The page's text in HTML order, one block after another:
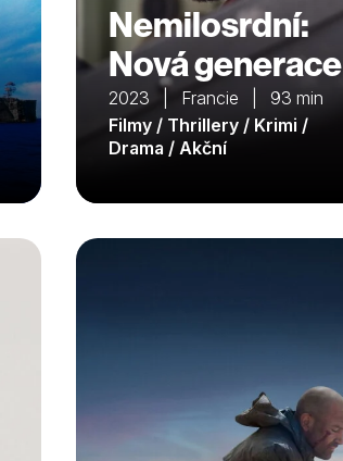
Nemilosrdní:
Nová generace
2023 | Francie | 93 min
Filmy / Thrillery / Krimi /
Drama / Akční